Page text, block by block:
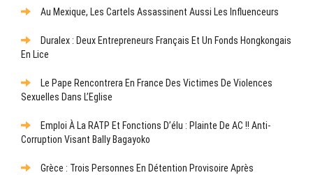
Au Mexique, Les Cartels Assassinent Aussi Les Influenceurs
Duralex : Deux Entrepreneurs Français Et Un Fonds Hongkongais
En Lice
Le Pape Rencontrera En France Des Victimes De Violences
Sexuelles Dans L’Eglise
Emploi À La RATP Et Fonctions D’élu : Plainte De AC !! Anti-
Corruption Visant Bally Bagayoko
Grèce : Trois Personnes En Détention Provisoire Après